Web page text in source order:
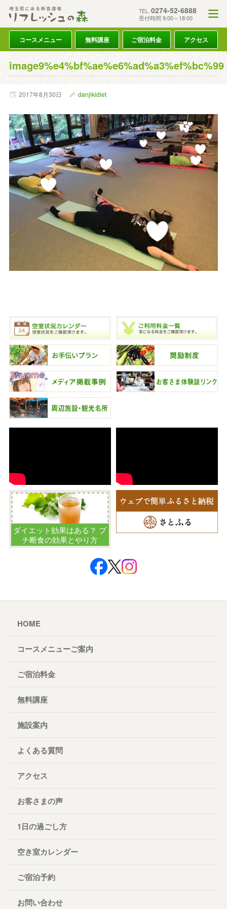
TEL. 0274-52-6888
受付時間 9:00～18:00
コースメニュー 無料講座 ご宿泊料金 アクセス
image9%e4%bf%ae%e6%ad%a3%ef%bc%99
2017年8月30日 danjikidiet
ダイエット効果はある？ プ
チ断食の効果とやり方
HOME
コースメニューご案内
ご宿泊料金
無料講座
施設案内
よくある質問
アクセス
お客さまの声
1日の過ごし方
空き室カレンダー
ご宿泊予約
お問い合わせ